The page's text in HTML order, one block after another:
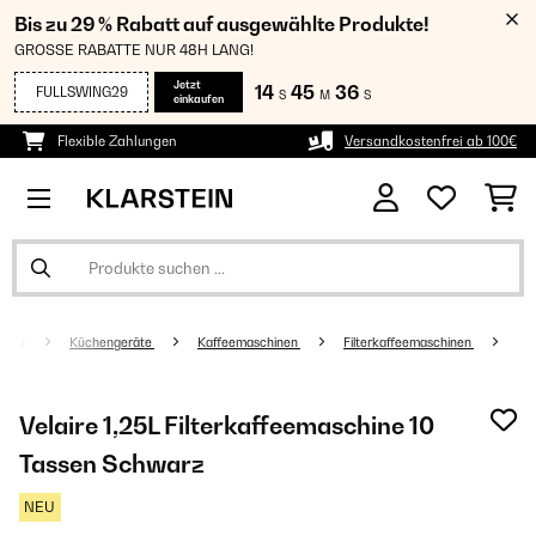
Bis zu 29 % Rabatt auf ausgewählte Produkte!
GROSSE RABATTE NUR 48H LANG!
FULLSWING29
Jetzt
einkaufen
14 S 45 M 36 S
Flexible Zahlungen Versandkostenfrei ab 100€
Küchengeräte Kaffeemaschinen Filterkaffeemaschinen
Velaire 1,25L Filterkaffeemaschine 10
Tassen Schwarz
NEU